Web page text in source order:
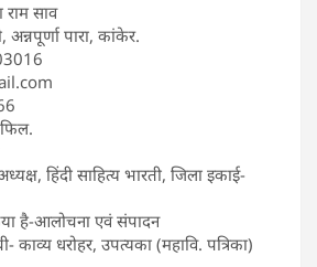
राम साव
पारा, कांकेर.
फिल.
हिंदी साहित्य भारती, जिला इकाई-
है-आलोचना एवं संपादन
काव्य धरोहर, उपत्यका (महावि. पत्रिका)